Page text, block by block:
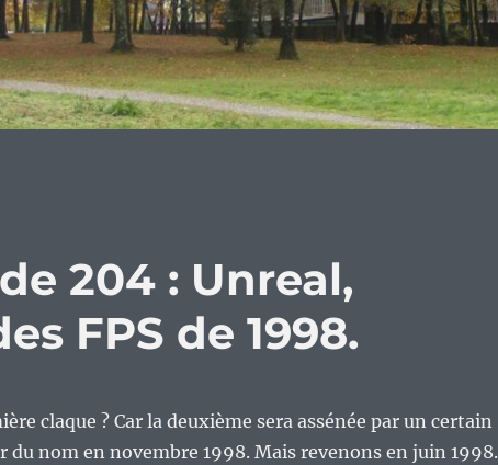
204 : Unreal,
FPS de 1998.
claque ? Car la deuxième sera assénée par un certain
nom en novembre 1998. Mais revenons en juin 1998.